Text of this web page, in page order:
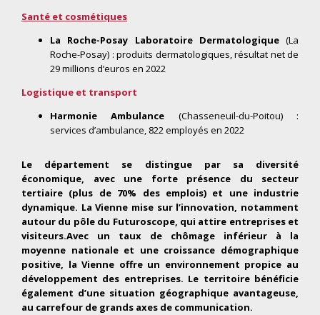
Santé et cosmétiques
La Roche-Posay Laboratoire Dermatologique(La
Roche-Posay) : produits dermatologiques, résultat net de
29 millions d’euros en 2022
Logistique et transport
Harmonie Ambulance (Chasseneuil-du-Poitou) :
services d’ambulance, 822 employés en 2022
Le département se distingue par sa diversité
économique, avec une forte présence du secteur
tertiaire (plus de 70% des emplois) et une industrie
dynamique. La Vienne mise sur l’innovation, notamment
autour du pôle du Futuroscope, qui attire entreprises et
visiteurs.Avec un taux de chômage inférieur à la
moyenne nationale et une croissance démographique
positive, la Vienne offre un environnement propice au
développement des entreprises. Le territoire bénéficie
également d’une situation géographique avantageuse,
au carrefour de grands axes de communication.